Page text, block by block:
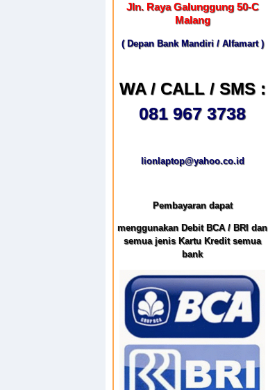
Jln. Raya Galunggung 50-C
Malang
( Depan Bank Mandiri / Alfamart )
WA / CALL / SMS :
081 967 3738
lionlaptop@yahoo.co.id
Pembayaran dapat
menggunakan Debit BCA / BRI dan
semua jenis Kartu Kredit semua
bank